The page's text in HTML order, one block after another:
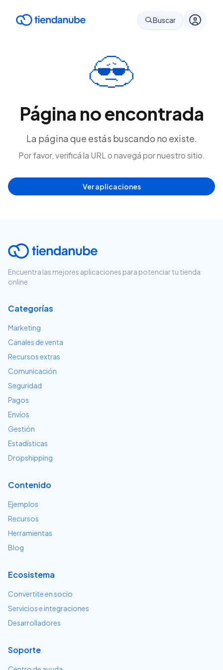
Buscar
Página no encontrada
La página que estás buscando no existe.
Por favor, verificá la URL o navegá por nuestro sitio.
Ver aplicaciones
Encuentra las mejores aplicaciones para potenciar tu tienda
online.
Categorías
Marketing
Canales de venta
Recursos extras
Comunicación
Seguridad
Pagos
Envíos
Gestión
Estadísticas
Dropshipping
Contenido
Ejemplos
Recursos
Herramientas
Blog
Ecosistema
Convertite en socio
Servicios e integraciones
Desarrolladores
Soporte